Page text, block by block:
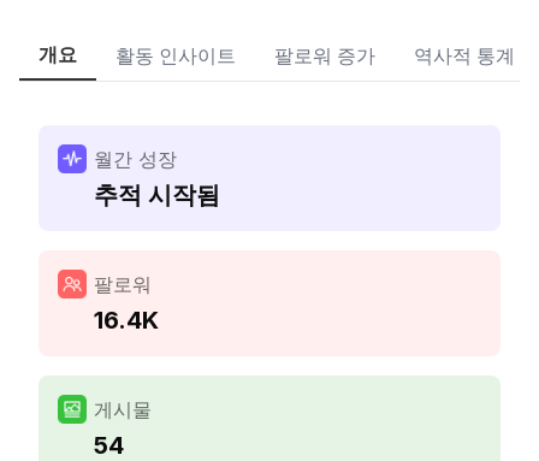
개요 활동 인사이트 팔로워 증가 역사적 통계
월간 성장
추적 시작됨
팔로워
16.4K
게시물
54